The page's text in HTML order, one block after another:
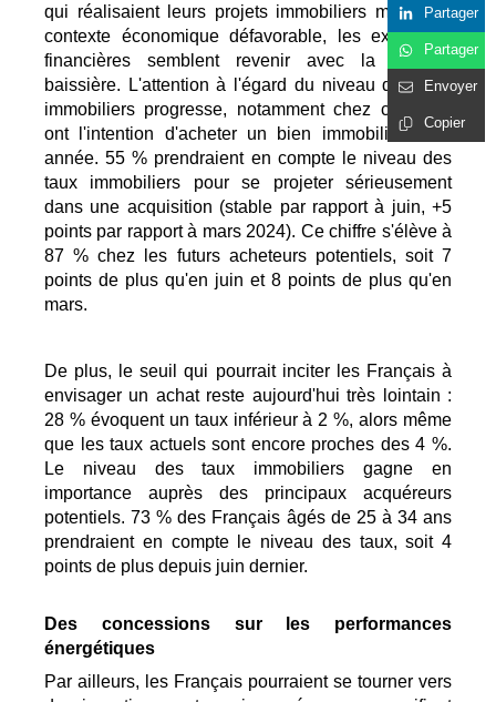
qui réalisaient leurs projets immobiliers malgré le
contexte économique défavorable, les exigences
financières semblent revenir avec la période
baissière. L'attention à l'égard du niveau des taux
immobiliers progresse, notamment chez ceux qui
ont l'intention d'acheter un bien immobilier cette
année. 55 % prendraient en compte le niveau des
taux immobiliers pour se projeter sérieusement
dans une acquisition (stable par rapport à juin, +5
points par rapport à mars 2024). Ce chiffre s'élève à
87 % chez les futurs acheteurs potentiels, soit 7
points de plus qu'en juin et 8 points de plus qu'en
mars.
De plus, le seuil qui pourrait inciter les Français à
envisager un achat reste aujourd'hui très lointain :
28 % évoquent un taux inférieur à 2 %, alors même
que les taux actuels sont encore proches des 4 %.
Le niveau des taux immobiliers gagne en
importance auprès des principaux acquéreurs
potentiels. 73 % des Français âgés de 25 à 34 ans
prendraient en compte le niveau des taux, soit 4
points de plus depuis juin dernier.
Des concessions sur les performances
énergétiques
Par ailleurs, les Français pourraient se tourner vers
Partager
Partager
Envoyer
Copier